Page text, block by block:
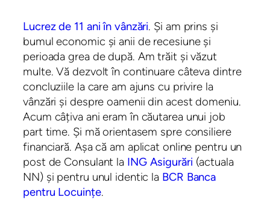
Lucrez de 11 ani în vânzări. Și am prins și
bumul economic și anii de recesiune și
perioada grea de după. Am trăit și văzut
multe. Vă dezvolt în continuare câteva dintre
concluziile la care am ajuns cu privire la
vânzări și despre oamenii din acest domeniu.
Acum câțiva ani eram în căutarea unui job
part time. Și mă orientasem spre consiliere
financiară. Așa că am aplicat online pentru un
post de Consulant la ING Asigurări (actuala
NN) și pentru unul identic la BCR Banca
pentru Locuințe.